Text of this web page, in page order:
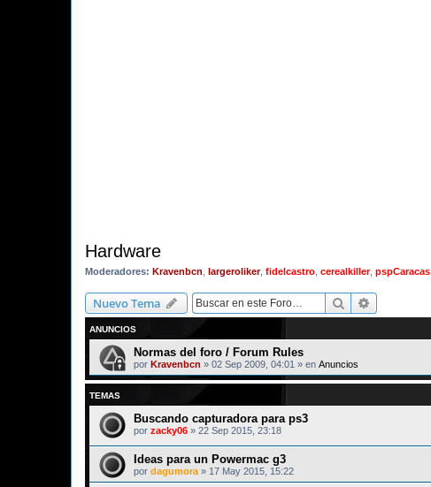
Hardware
Moderadores: Kravenbcn largeroliker, fidelcastro cerealkiller, pspCaracas
Nuevo Tema Buscar
ANUNCIOS
Normas del foro / Forum Rules
por Kravenbcn » 02 Sep 2009, 04:01 » en Anuncios
TEMAS
Buscando capturadora para ps3
por zacky06 » 22 Sep 2015, 23:18
Ideas para un Powermac g3
por dagumora » 17 May 2015, 15:22